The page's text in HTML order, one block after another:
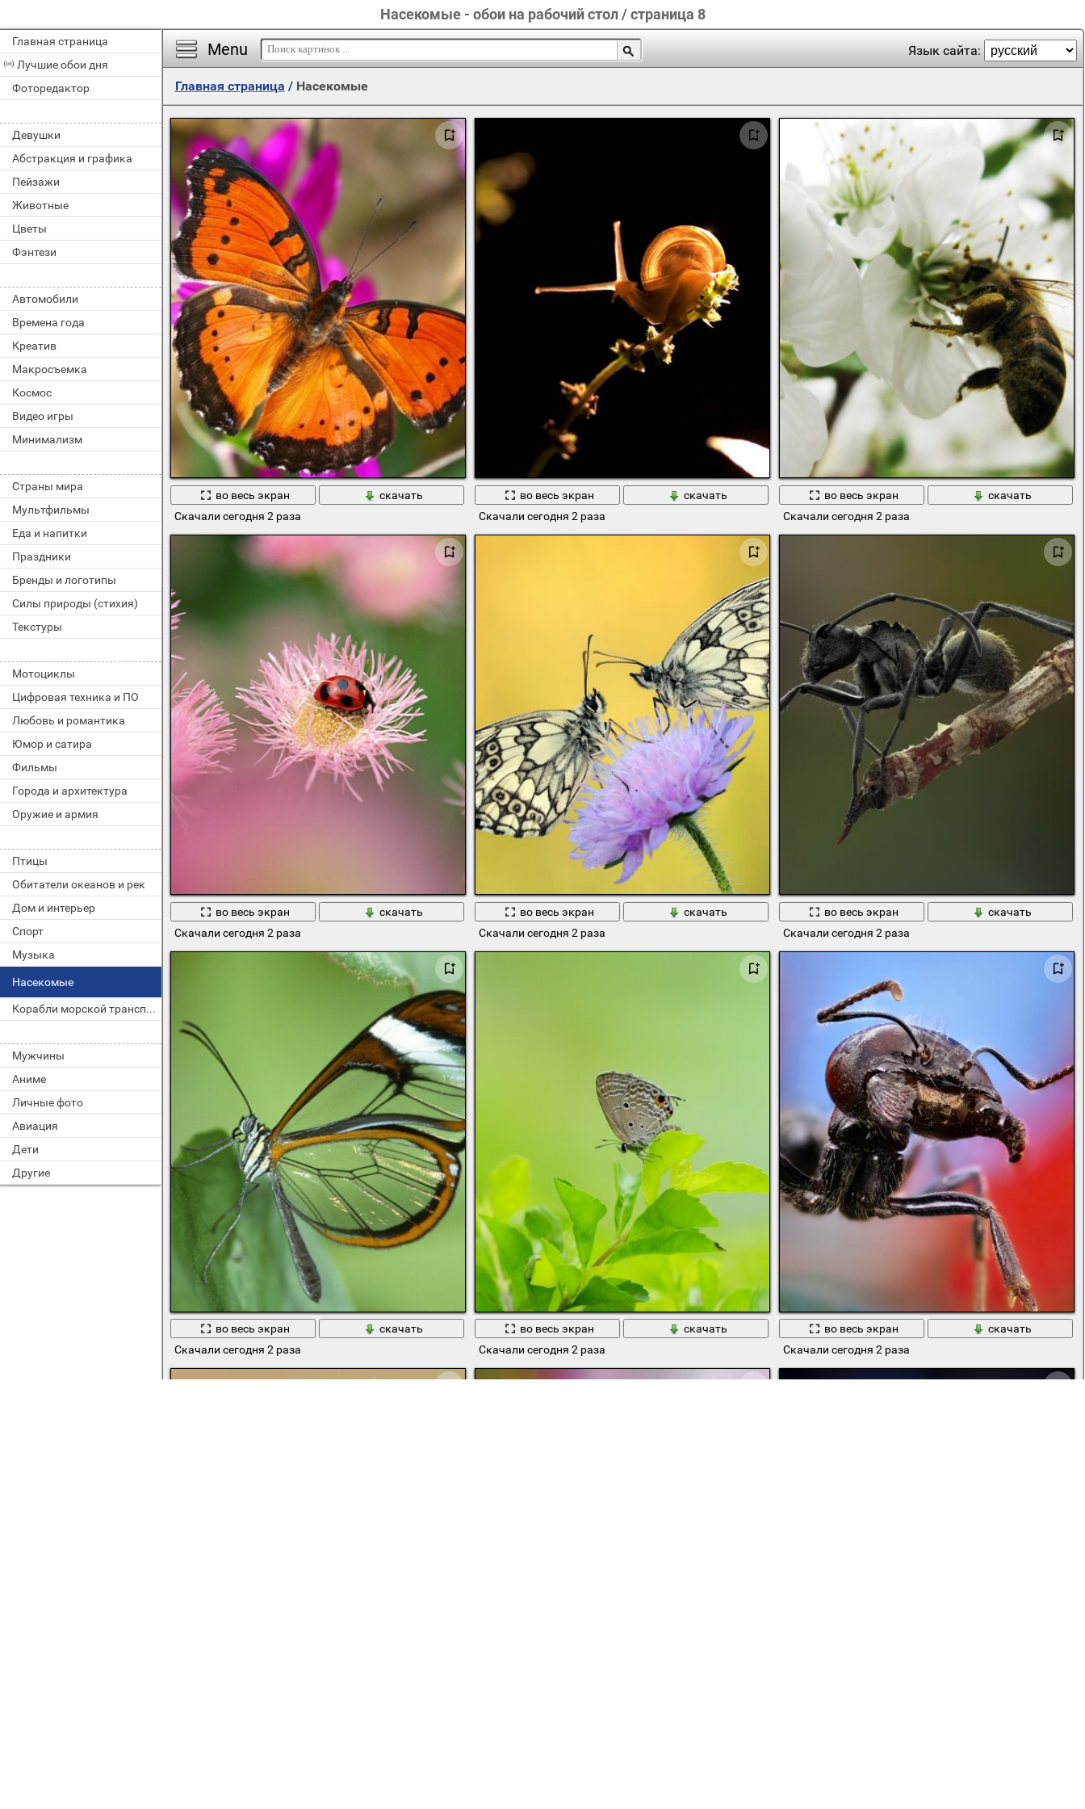
Насекомые - обои на рабочий стол / страница 8
Главная страница
Лучшие обои дня
Фоторедактор
Девушки
Абстракция и графика
Пейзажи
Животные
Цветы
Фэнтези
Автомобили
Времена года
Креатив
Макросъемка
Космос
Видео игры
Минимализм
Страны мира
Мультфильмы
Еда и напитки
Праздники
Бренды и логотипы
Силы природы (стихия)
Текстуры
Мотоциклы
Цифровая техника и ПО
Любовь и романтика
Юмор и сатира
Фильмы
Города и архитектура
Оружие и армия
Птицы
Обитатели океанов и рек
Дом и интерьер
Спорт
Музыка
Насекомые
Корабли морской транспорт
Мужчины
Аниме
Личные фото
Авиация
Дети
Другие
Menu Язык сайта:
Главная страница / Насекомые
во весь экран
скачать
Скачали сегодня 2 раза
во весь экран
скачать
Скачали сегодня 2 раза
во весь экран
скачать
Скачали сегодня 2 раза
во весь экран
скачать
Скачали сегодня 2 раза
во весь экран
скачать
Скачали сегодня 2 раза
во весь экран
скачать
Скачали сегодня 2 раза
во весь экран
скачать
Скачали сегодня 2 раза
во весь экран
скачать
Скачали сегодня 2 раза
во весь экран
скачать
Скачали сегодня 2 раза